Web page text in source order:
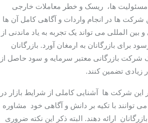
مسئولیت ها، ریسک و خطر معاملات خارجی
شرکت ها در انجام واردات و آگاهی کامل آن ها
بین المللی می تواند یک تجربه به یاد ماندنی از
برای بازرگانان به ارمغان آورد. بازرگانان
شرکت بازرگانی معتبر سرمایه و سود حاصل از
زیادی تضمین کنند.
شرکت ها آشنایی کاملی از شرایط بازار در
توانند با تکیه بر دانش و آگاهی خود مشاوره
ارائه دهند. البته ذکر این نکته ضروری